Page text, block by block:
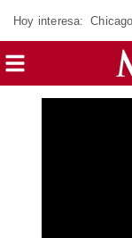
Hoy interesa: